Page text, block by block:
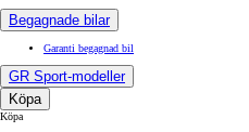
Begagnade bilar
Garanti begagnad bil
GR Sport-modeller
Köpa
Köpa